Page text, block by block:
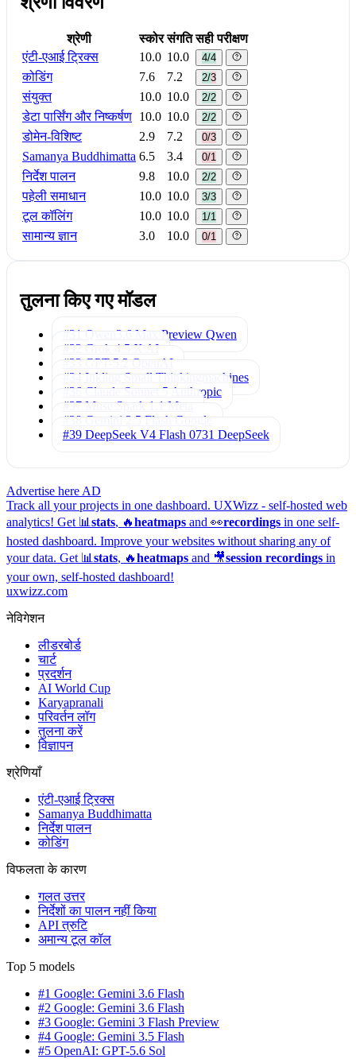
श्रेणी स्कोर संगति सही परीक्षण
एंटी-एआई ट्रिक्स
10.0 10.0 4/4
कोडिंग 7.6 7.2 2/3
संयुक्त 10.0 10.0 2/2
डेटा पार्सिंग और निष्कर्षण 10.0 10.0 2/2
डोमेन-विशिष्ट 2.9 7.2 0/3
Samanya Buddhimatta 6.5 3.4 0/1
निर्देश पालन 9.8 10.0 2/2
पहेली समाधान 10.0 10.0 3/3
टूल कॉलिंग 10.0 10.0 1/1
सामान्य ज्ञान 3.0 10.0 0/1
तुलना किए गए मॉडल
#31 Qwen3.6 Max Preview Qwen
#32 Grok 4.5 X AI
#33 GPT-5.2 OpenAI
#34 Inkling Small Thinkingmachines
#36 Claude Sonnet 5 Anthropic
#37 Muse Spark 1.1 Meta
#38 Gemini 2.5 Flash
Google
#39 DeepSeek V4 Flash 0731 DeepSeek
Advertise here AD
Track all your projects in one dashboard. UXWizz - self-hosted web
analytics! Get 📊 stats, 🔥heatmaps and 👀recordings in one self-
hosted dashboard. Improve your websites without sharing any of
your data. Get 📊 stats, 🔥heatmaps and 🎥session recordings in
your own, self-hosted dashboard!
uxwizz.com
नेविगेशन
लीडरबोर्ड
चार्ट
प्रदर्शन
AI World Cup
Karyapranali
परिवर्तन लॉग
तुलना करें
विज्ञापन
श्रेणियाँ
एंटी-एआई ट्रिक्स
Samanya Buddhimatta
निर्देश पालन
कोडिंग
विफलता के कारण
गलत उत्तर
निर्देशों का पालन नहीं किया
API त्रुटि
अमान्य टूल कॉल
Top 5 models
#1 Google: Gemini 3.6 Flash
#2 Google: Gemini 3.6 Flash
#3 Google: Gemini 3 Flash Preview
#4 Google: Gemini 3.5 Flash
#5 OpenAI: GPT-5.6 Sol